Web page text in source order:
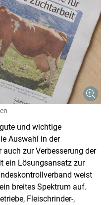
content
und wichtige
Auswahl in der
zur Verbesserung der
ein Lösungsansatz zur
weist
breites Spektrum auf.
Fleischrinder-,